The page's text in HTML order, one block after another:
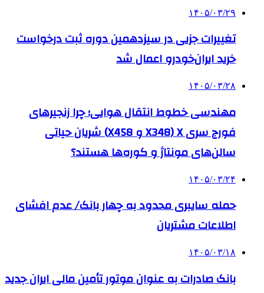
۱۴۰۵/۰۳/۲۹
تغییرات جزیی در سیزدهمین دوره ثبت درخواست
خرید ایران‌خودرو اعمال شد
۱۴۰۵/۰۳/۲۸
مهندسی خطوط انتقال هوایی؛ چرا زنجیرهای
فورج سری X (X348 و X458) شریان حیاتی
سالن‌های مونتاژ و کوره‌ها هستند؟
۱۴۰۵/۰۳/۲۴
حمله سایبری محدود به چهار بانک/ عدم افشای
اطلاعات مشتریان
۱۴۰۵/۰۳/۱۸
بانک صادرات به‌ عنوان موتور تأمین مالی ایران جدید